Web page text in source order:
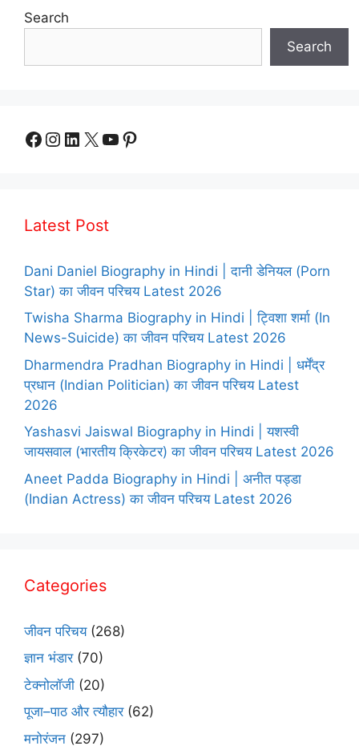
Search
Search
Facebook
Instagram
LinkedIn
X YouTube
Pinterest
Latest Post
Dani Daniel Biography in Hindi | दानी डेनियल (Porn
Star) का जीवन परिचय Latest 2026
Twisha Sharma Biography in Hindi | ट्विशा शर्मा (In
News-Suicide) का जीवन परिचय Latest 2026
Dharmendra Pradhan Biography in Hindi | धर्मेंद्र
प्रधान (Indian Politician) का जीवन परिचय Latest
2026
Yashasvi Jaiswal Biography in Hindi | यशस्वी
जायसवाल (भारतीय क्रिकेटर) का जीवन परिचय Latest 2026
Aneet Padda Biography in Hindi | अनीत पड्डा
(Indian Actress) का जीवन परिचय Latest 2026
Categories
जीवन परिचय(268)
ज्ञान भंडार(70)
टेक्नोलॉजी (20)
पूजा–पाठ और त्यौहार(62)
मनोरंजन (297)